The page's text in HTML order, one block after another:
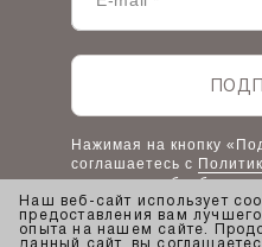
Наш розничный
Нажимая на кнопку
соглашаетесь с
правилами обработки
Наш веб-сайт использует
предоставления вам
опыта на нашем сайте.
данный сайт, вы